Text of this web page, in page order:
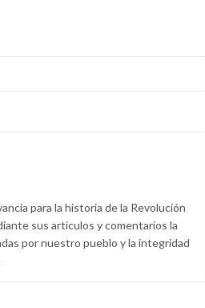
para la historia de la Revolución
sus artículos y comentarios la
por nuestro pueblo y la integridad